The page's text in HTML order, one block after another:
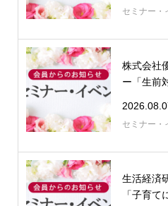
セミナー・
株式会社
ー「生前
セミナー・
生活経済
「子育て